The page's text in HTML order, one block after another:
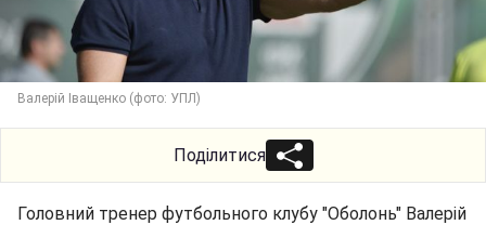
Валерій Іващенко (фото: УПЛ)
Поділитися
Головний тренер футбольного клубу "Оболонь" Валерій